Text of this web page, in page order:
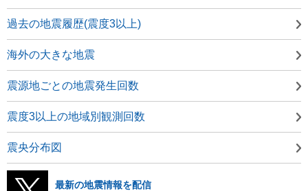
過去の地震履歴(震度3以上)
海外の大きな地震
震源地ごとの地震発生回数
震度3以上の地域別観測回数
震央分布図
最新の地震情報を配信